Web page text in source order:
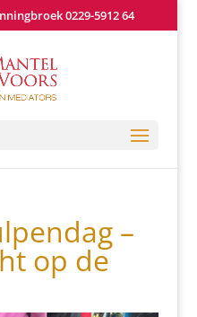
0229-5912 64
–
op de